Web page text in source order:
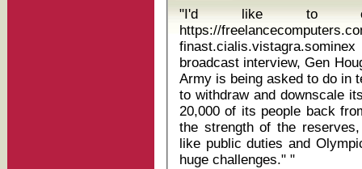
"I'd like to
https://
finast.cialis.vistagra.sominex
broadcast interview, Gen
Army is being asked to do in
to withdraw and downscale
20,000 of its people back
the strength of the
like public duties and
huge challenges." "